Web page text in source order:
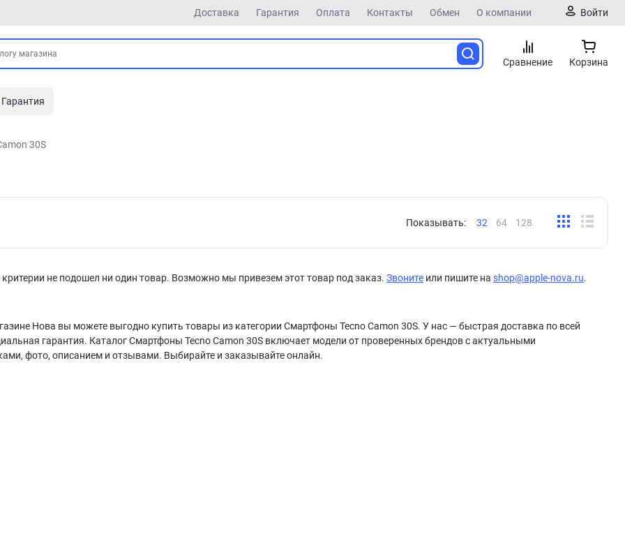
Доставка Гарантия Оплата Контакты Обмен О компании Войти
Сравнение Корзина
Гарантия
30S
Показывать: 32 64 128
не подошел ни один товар. Возможно мы привезем этот товар под заказ. Звоните или пишите на shop@apple-nova.ru.
Нова вы можете выгодно купить товары из категории Смартфоны Tecno Camon 30S. У нас — быстрая доставка по всей
гарантия. Каталог Смартфоны Tecno Camon 30S включает модели от проверенных брендов с актуальными
фото, описанием и отзывами. Выбирайте и заказывайте онлайн.